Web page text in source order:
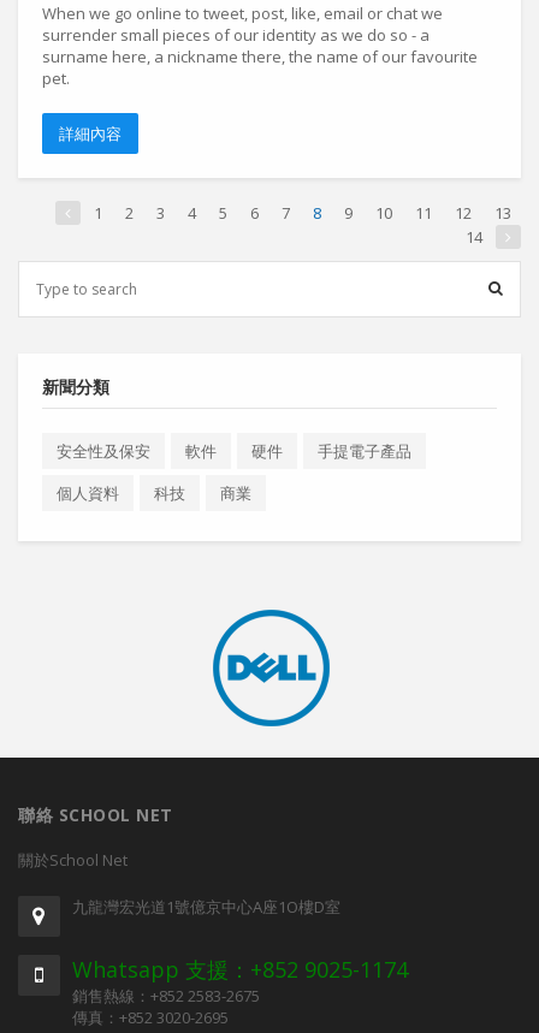
When we go online to tweet, post, like, email or chat we
surrender small pieces of our identity as we do so - a
surname here, a nickname there, the name of our favourite
pet.
詳細內容
1 2 3 4 5 6 7 8 9 10 11 12
13
14
新聞分類
安全性及保安 軟件 硬件
手提電子產品
個人資料
科技 商業
聯絡 SCHOOL NET
關於School Net
九龍灣宏光道1號億京中心A座1O樓D室
Whatsapp 支援：+852 9025-1174
銷售熱線：+852 2583-2675
傳真：+852 3020-2695